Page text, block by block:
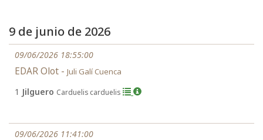
9 de junio de 2026
09/06/2026 18:55:00
EDAR Olot - Juli Galí Cuenca
1 Jilguero Carduelis carduelis
09/06/2026 11:41:00